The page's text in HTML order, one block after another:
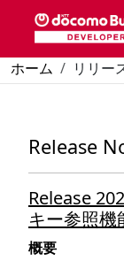
メインコンテンツ
パンくず
ホーム リリー
Release
Release
キー参照機
概要